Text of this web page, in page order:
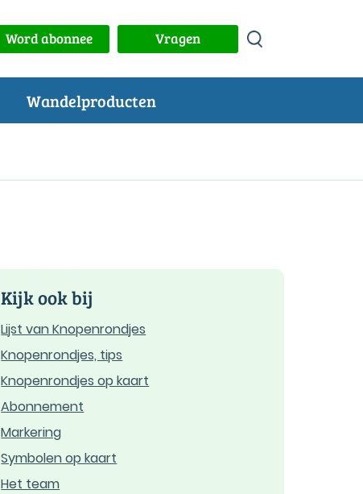
Word abonnee Vragen
Wandelproducten
Kijk ook bij
Lijst van Knopenrondjes
Knopenrondjes, tips
Knopenrondjes op kaart
Abonnement
Markering
Symbolen op kaart
Het team